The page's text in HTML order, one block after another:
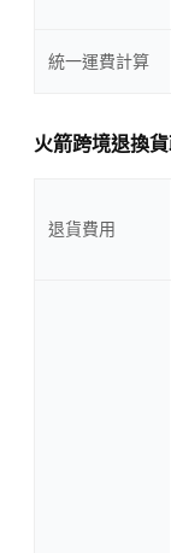
統一運費計算
火箭跨境退換
退貨費用